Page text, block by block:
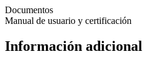
Documentos
Manual de usuario y certificación
Información adicional